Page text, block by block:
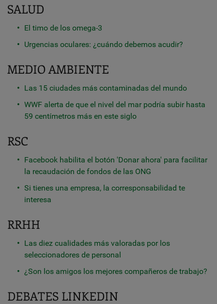
SALUD
El timo de los omega-3
Urgencias oculares: ¿cuándo debemos acudir?
MEDIO AMBIENTE
Las 15 ciudades más contaminadas del mundo
WWF alerta de que el nivel del mar podría subir hasta
59 centímetros más en este siglo
RSC
Facebook habilita el botón 'Donar ahora' para facilitar
la recaudación de fondos de las ONG
Si tienes una empresa, la corresponsabilidad te
interesa
RRHH
Las diez cualidades más valoradas por los
seleccionadores de personal
¿Son los amigos los mejores compañeros de trabajo?
DEBATES LINKEDIN